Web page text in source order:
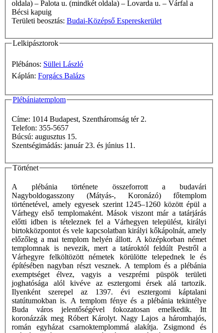
oldala) – Palota u. (mindkét oldala) – Lovarda u. – Várfal a
Bécsi kapuig
Területi beosztás: Budai-Középső Espereskerület
Lelkipásztorok
Plébános: Süllei László
Káplán: Forgács Balázs
Plébániatemplom
Címe: 1014 Budapest, Szentháromság tér 2.
Telefon: 355-5657
Búcsú: augusztus 15.
Szentségimádás: január 23. és június 11.
Történet
A plébánia története összeforrott a budavári
Nagyboldogasszony (Mátyás-, Koronázó) főtemplom
történetével, amely egyesek szerint 1245–1260 között épül a
Várhegy első templomaként. Mások viszont már a tatárjárás
előtti idben is tételeznek fel a Várhegyen települést, királyi
birtokközpontot és vele kapcsolatban királyi kőkápolnát, amely
előzőleg a mai templom helyén állott. A középkorban német
templomnak is nevezik, mert a tatároktól feldúlt Pestről a
Várhegyre felköltözött németek körülötte telepednek le és
építésében nagyban részt vesznek. A templom és a plébánia
exemptséget élvez, vagyis a veszprémi püspök területi
joghatósága alól kivéve az esztergomi érsek alá tartozik.
Ilyenként szerepel az 1397. évi esztergomi káptalani
statútumokban is. A templom fénye és a plébánia tekintélye
Buda város jelentőségével fokozatosan emelkedik. Itt
koronázzák meg Róbert Károlyt. Nagy Lajos a háromhajós,
román egyházat csarnoktemplommá alakítja. Zsigmond és